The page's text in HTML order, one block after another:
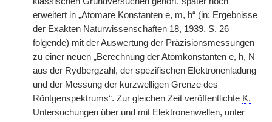
erweitert in „Atomare Konstanten e, m, h“ (in: Ergebnisse
der Exakten Naturwissenschaften 18, 1939, S. 26
folgende) mit der Auswertung der Präzisionsmessungen
zu einer neuen „Berechnung der Atomkonstanten e, h, N
aus der Rydbergzahl, der spezifischen Elektronenladung
und der Messung der kurzwelligen Grenze des
Röntgenspektrums“. Zur gleichen Zeit veröffentlichte K.
Untersuchungen über und mit Elektronenwellen, unter